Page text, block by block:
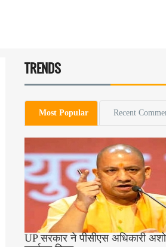
TRENDS
Most Popular Recent
UP सरकार ने पीसीएस अधिकारी